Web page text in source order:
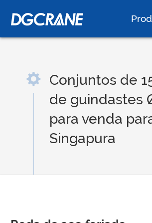
Conjuntos de
de guindastes
para venda
Singapura